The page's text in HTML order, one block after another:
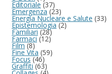
Editoriale (37)
Emergenza (23)
Energia Nucleare e Salute (33)
Epistemologia(2)
Familiari(28)
Farmaci(12)
Film(8)
Fine Vita (59)
Focus(46)
Graffiti(63)